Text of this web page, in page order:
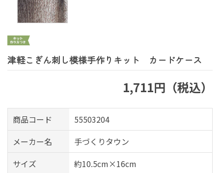
津軽こぎん刺し模様手作りキット カードケース
1,711円（税込）
商品コード
55503204
メーカー名
手づくりタウン
サイズ
約10.5cm×16cm